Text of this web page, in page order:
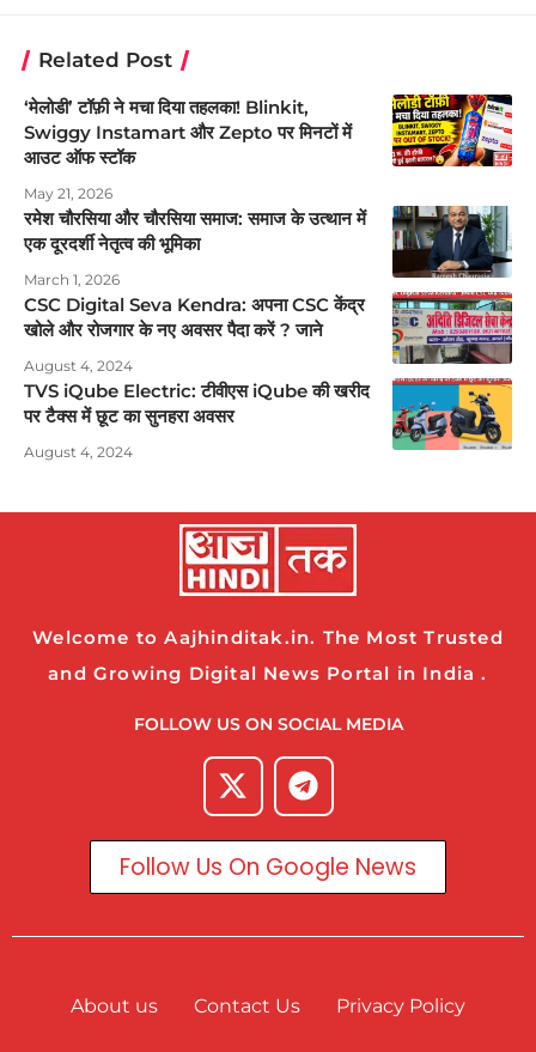
Related Post
‘मेलोडी’ टॉफ़ी ने मचा दिया तहलका! Blinkit,
Swiggy Instamart और Zepto पर मिनटों में
आउट ऑफ स्टॉक
May 21, 2026
रमेश चौरसिया और चौरसिया समाज: समाज के उत्थान में
एक दूरदर्शी नेतृत्व की भूमिका
March 1, 2026
CSC Digital Seva Kendra: अपना CSC केंद्र
खोले और रोजगार के नए अवसर पैदा करें ? जाने
August 4, 2024
TVS iQube Electric: टीवीएस iQube की खरीद
पर टैक्स में छूट का सुनहरा अवसर
August 4, 2024
Welcome to Aajhinditak.in. The Most Trusted
and Growing Digital News Portal in India .
FOLLOW US ON SOCIAL MEDIA
Follow Us On Google News
About us Contact Us Privacy Policy